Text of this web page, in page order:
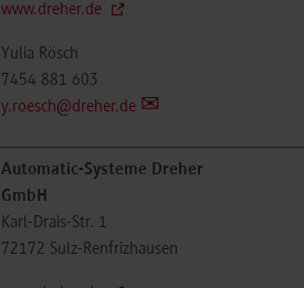
www.dreher.de
Yulia Rösch
7454 881 603
y.roesch@dreher.de
Automatic-Systeme Dreher
GmbH
Karl-Drais-Str. 1
72172 Sulz-Renfrizhausen